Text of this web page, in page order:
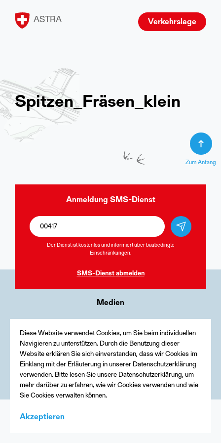
ASTRA Verkehrslage
Spitzen_Fräsen_klein
Zum Anfang
Anmeldung SMS-Dienst
Der Dienst ist kostenlos und informiert über baubedingte
Einschränkungen.
SMS-Dienst abmelden
Medien
Impressum
Diese Website verwendet Cookies, um Sie beim individuellen
Navigieren zu unterstützen. Durch die Benutzung dieser
Website erklären Sie sich einverstanden, dass wir Cookies im
Einklang mit der Erläuterung in unserer Datenschutzerklärung
verwenden. Bitte lesen Sie unsere Datenschutzerklärung, um
mehr darüber zu erfahren, wie wir Cookies verwenden und wie
Sie Cookies verwalten können.
Akzeptieren